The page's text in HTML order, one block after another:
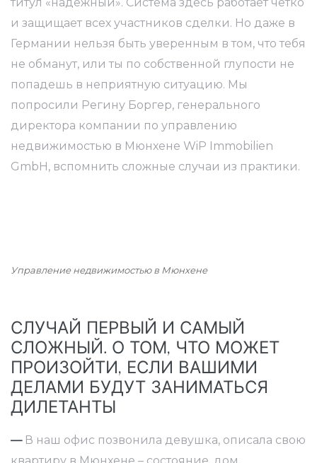
и защищает всех участников сделки. Но даже в
Германии нельзя быть уверенным в том, что тебя
не обманут, или ты по собственной глупости не
попадешь в неприятную ситуацию. Мы
попросили Регину Боргер, генерального
директора компании по управлению
недвижимостью в Мюнхене WiP Immobilien
GmbH, вспомнить сложные случаи из практики.
Управление недвижимостью в Мюнхене
СЛУЧАЙ ПЕРВЫЙ И САМЫЙ
СЛОЖНЫЙ. О ТОМ, ЧТО МОЖЕТ
ПРОИЗОЙТИ, ЕСЛИ ВАШИМИ
ДЕЛАМИ БУДУТ ЗАНИМАТЬСЯ
ДИЛЕТАНТЫ
— В наш офис позвонила девушка, описала свою
квартиру в Мюнхене – состояние, дом,